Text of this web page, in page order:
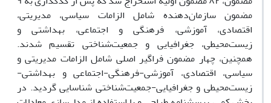
مضمون سازمان‌دهنده شامل الزامات سیاسی، مدیریتی،
اقتصادی، آموزشی، فرهنگی و اجتماعی، بهداشتی و
زیست‌محیطی، جغرافیایی و جمعیت‌شناختی تقسیم شدند.
همچنین، چهار مضمون فراگیر اصلی شامل الزامات مدیریتی و
سیاسی، اقتصادی، آموزشی-فرهنگی-اجتماعی و بهداشتی-
زیست‌محیطی و جغرافیایی-جمعیت‌شناختی شناسایی گردید. در